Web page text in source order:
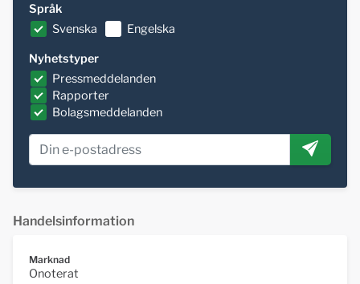
Språk
Svenska
Engelska
Nyhetstyper
Pressmeddelanden
Rapporter
Bolagsmeddelanden
Handelsinformation
Marknad
Onoterat